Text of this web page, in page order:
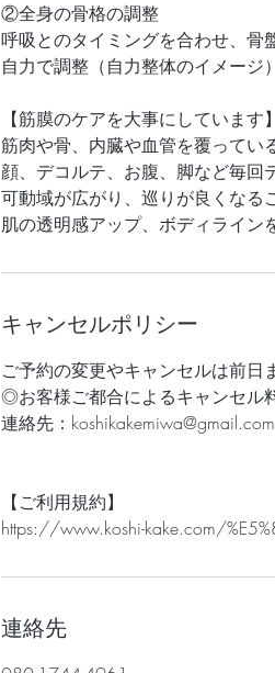
②全身の骨格の調整
呼吸とのタイミングを合わせ、骨
自力で調整（自力整体のイメージ）
【筋膜のケアを大事にしています】
筋肉や骨、内臓や血管を覆ってい
顔、デコルテ、お腹、脚など毎回
可動域が広がり、巡りが良くなる
肌の透明感アップ、ボディライン
キャンセルポリシー
ご予約の変更やキャンセルは前日
◎お客様ご都合によるキャンセル
連絡先：koshikakemiwa@gmail.com
【ご利用規約】
https://www.koshi-kake.com/
連絡先